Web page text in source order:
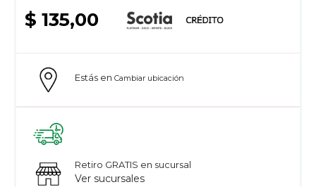
$ 135,00
Estás en Cambiar ubicación
Retiro GRATIS en sucursal
Ver sucursales